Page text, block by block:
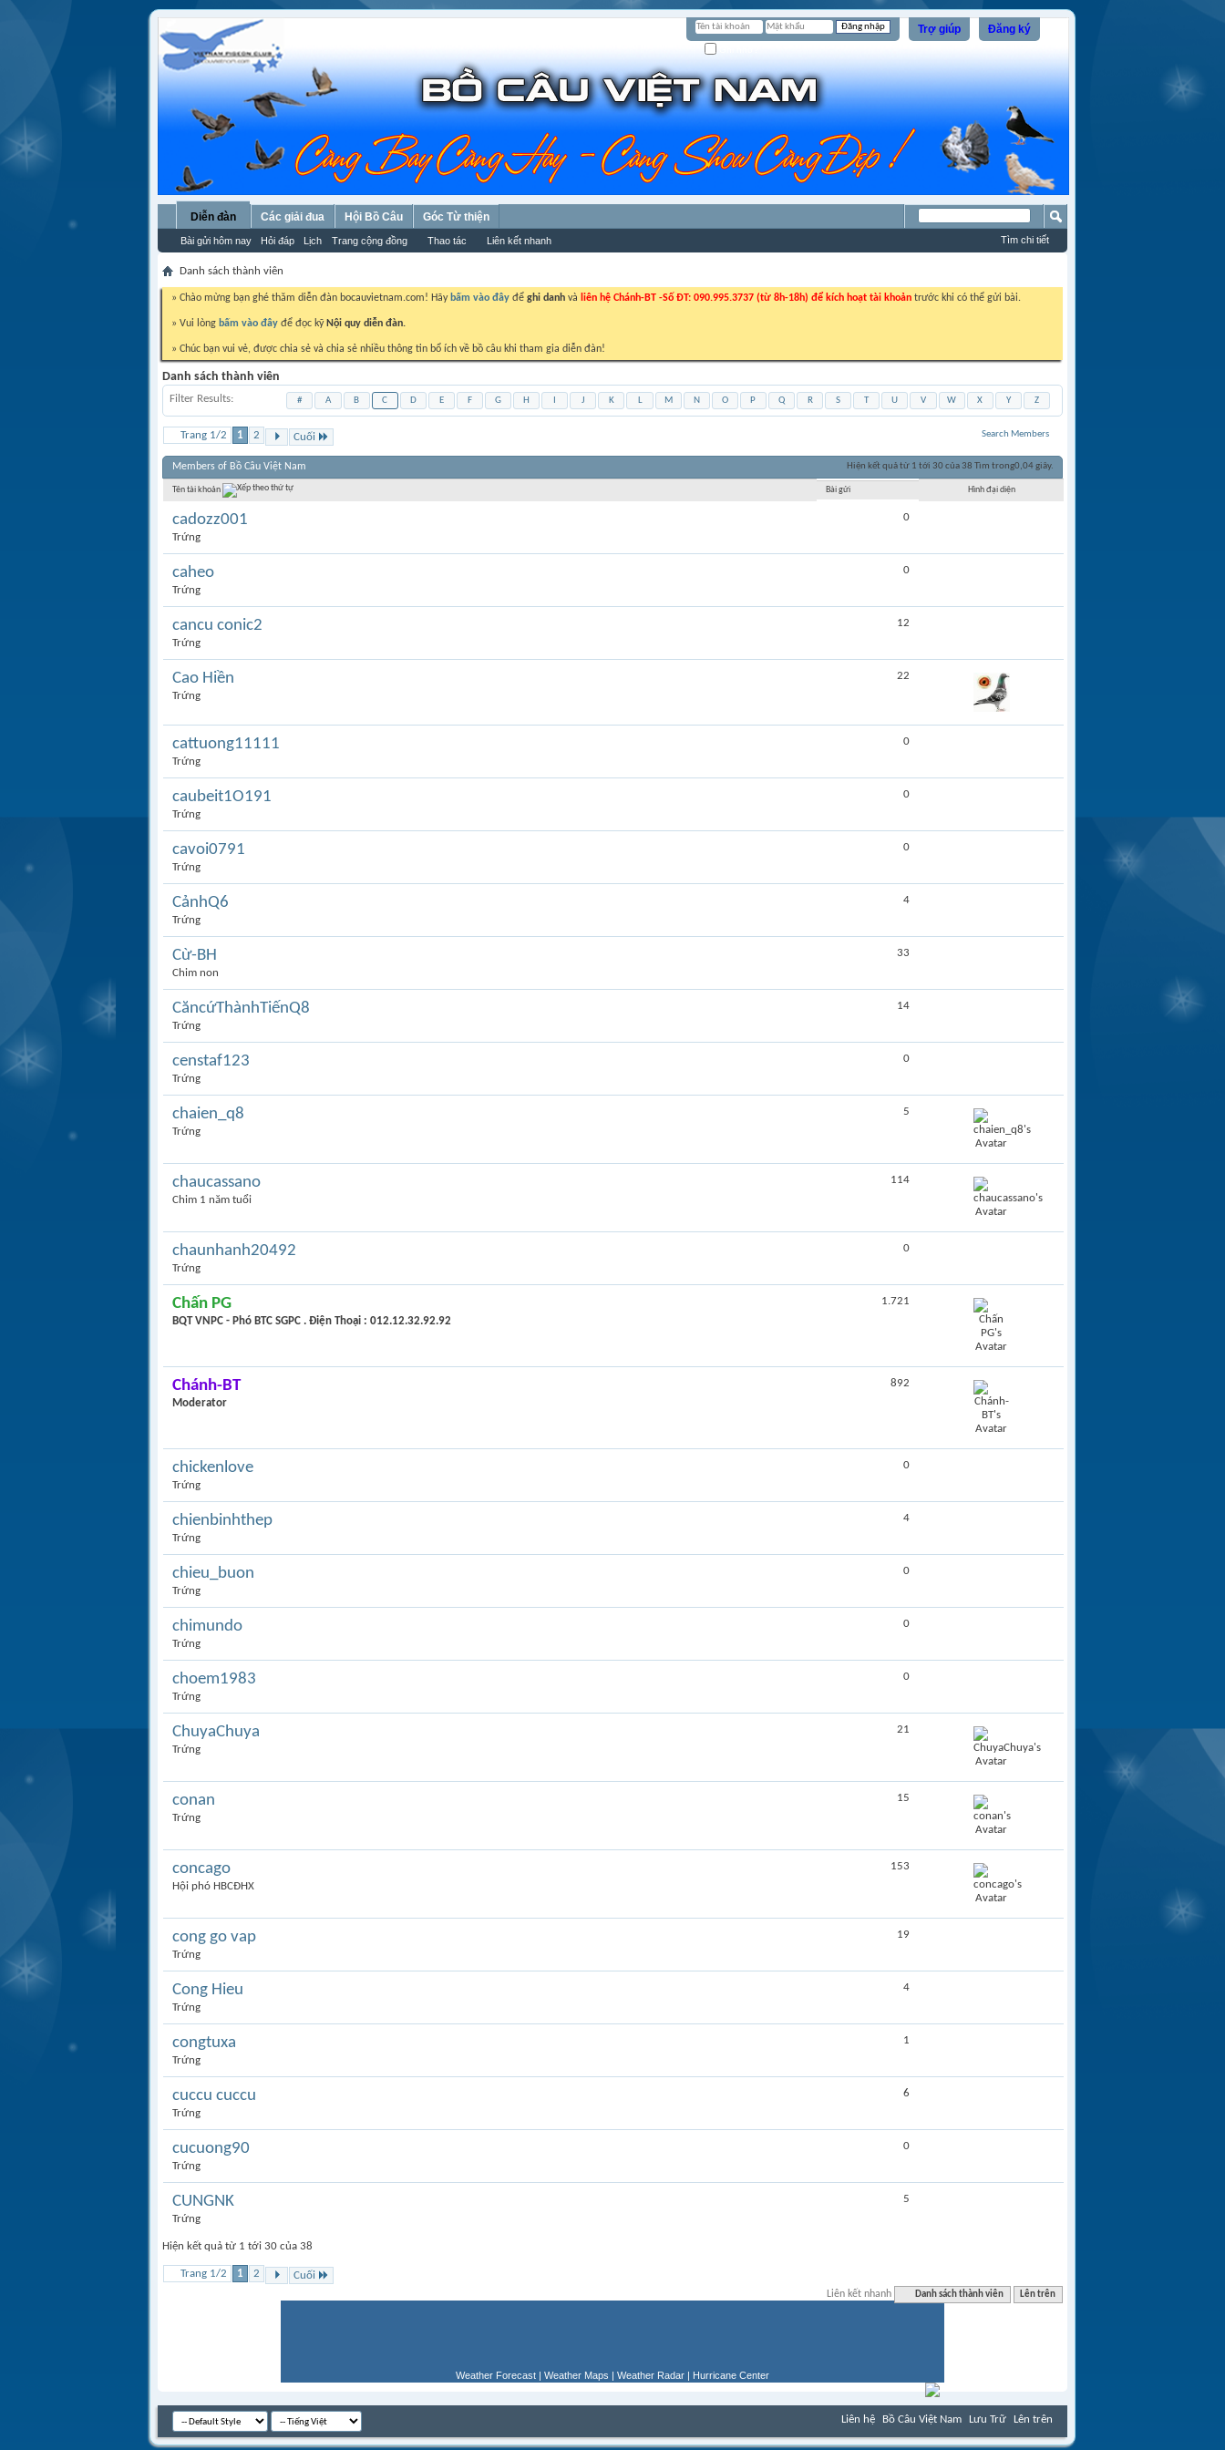
Đăng ký
Trợ giúp
Diễn đàn
Bài gửi hôm nay Hỏi đáp Lịch Trang cộng đồng Thao tác Liên kết nhanh
Các giải đua Hội Bồ Câu Góc Từ thiện
Tìm chi tiết
Danh sách thành viên
» Chào mừng bạn ghé thăm diễn đàn bocauvietnam.com! Hãy bấm vào đây để ghi danh và liên hệ Chánh-BT -Số ĐT: 090.995.3737 (từ 8h-18h) để kích hoạt tài khoản trước khi có thể gửi bài.
» Vui lòng bấm vào đây để đọc kỹ Nội quy diễn đàn.
» Chúc bạn vui vẻ, được chia sẻ và chia sẻ nhiều thông tin bổ ích về bồ câu khi tham gia diễn đàn!
Danh sách thành viên
Filter Results # A B C D E F G H J K L M N O P Q R S T U V W X Y Z
Trang 1/2 1 2 Cuối Search Members
Hiện kết quả từ 1 tới 30 của 38 Tìm trong0,04giây.
Members of Bồ Câu Việt Nam
Tên tài khoản Bài gửi Hình đại diện
cadozz001
Trứng
0
caheo
Trứng
0
cancu conic2
Trứng
12
Cao Hiền
Trứng
22
cattuong11111
Trứng
0
caubeit1O191
Trứng
0
cavoi0791
Trứng
0
CảnhQ6
Trứng
4
Cừ-BH
Chim non
33
CăncứThànhTiếnQ8
Trứng
14
censtaf123
Trứng
0
chaien_q8
Trứng
5
chaucassano
Chim 1 năm tuổi
114
chaunhanh20492
Trứng
0
Chấn PG
BQT VNPC - Phó BTC SGPC . Điện Thoại : 012.12.32.92.92
1.721
Chánh-BT
Moderator
892
chickenlove
Trứng
0
chienbinhthep
Trứng
4
chieu_buon
Trứng
0
chimundo
Trứng
0
choem1983
Trứng
0
ChuyaChuya
Trứng
21
conan
Trứng
15
concago
Hội phó HBCĐHX
153
cong go vap
Trứng
19
Cong Hieu
Trứng
4
congtuxa
Trứng
1
cuccu cuccu
Trứng
6
cucuong90
Trứng
0
CUNGNK
Trứng
5
Hiện kết quả từ 1 tới 30 của 38
Trang 1/2 1 2 Cuối
Liên kết nhanh Danh sách thành viên Lên trên
Weather Forecast | Weather Maps | Weather Radar | Hurricane Center
Liên hệ Bồ Câu Việt Nam Lưu Trữ Lên trên